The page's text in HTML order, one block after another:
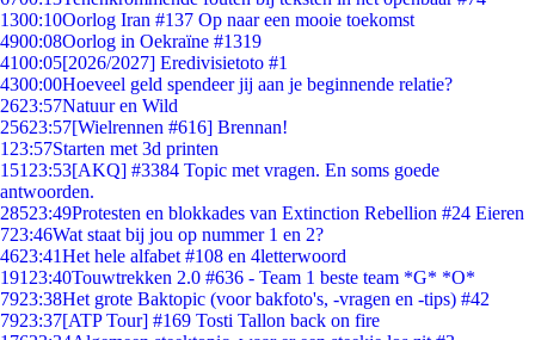
1300:10Oorlog Iran #137 Op naar een mooie toekomst
4900:08Oorlog in Oekraïne #1319
4100:05[2026/2027] Eredivisietoto #1
4300:00Hoeveel geld spendeer jij aan je beginnende relatie?
2623:57Natuur en Wild
25623:57[Wielrennen #616] Brennan!
1 23:57Starten met 3d printen
151 23:53[AKQ] #3384 Topic met vragen. En soms goede
antwoorden.
28523:49Protesten en blokkades van Extinction Rebellion #24 Eieren
723:46Wat staat bij jou op nummer 1 en 2?
4623:41Het hele alfabet #108 en 4letterwoord
191 23:40Touwtrekken 2.0 #636 - Team 1 beste team *G* *O*
7923:38Het grote Baktopic (voor bakfoto's, -vragen en -tips) #42
7923:37[ATP Tour] #169 Tosti Tallon back on fire